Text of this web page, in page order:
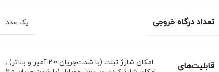
تعداد درگاه خروجی یک عدد
قابلیت‌های
امکان شارژ تبلت (با شدت‌جریان 2.0 آمپر و بالاتر)
,